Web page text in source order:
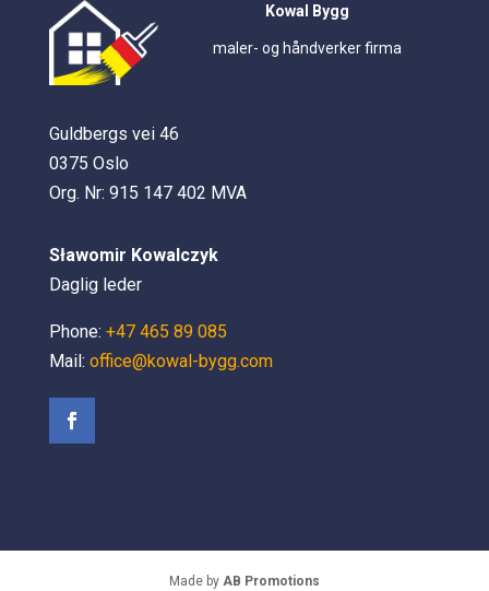
Kowal Bygg
maler- og håndverker firma
Guldbergs vei 46
0375 Oslo
Org. Nr: 915 147 402 MVA
Sławomir Kowalczyk
Daglig leder
Phone: +47 465 89 085
Mail: office@kowal-bygg.com
Made by AB Promotions